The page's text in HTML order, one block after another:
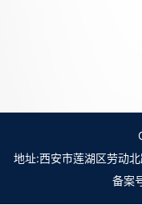
地址:西安市莲湖区劳动
备案